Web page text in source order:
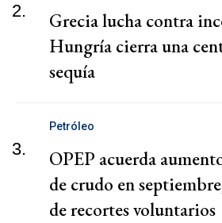
2.
Grecia lucha contra
Hungría cierra una
sequía
3.
Petróleo
OPEP acuerda
de crudo en
de recortes voluntarios